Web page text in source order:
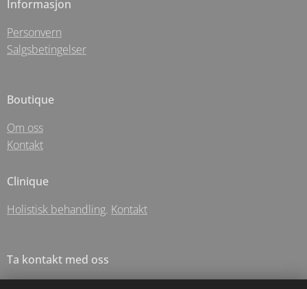
Informasjon
Personvern
Salgsbetingelser
Boutique
Om oss
Kontakt
Clinique
Holistisk behandling. Kontakt
Ta kontakt med oss